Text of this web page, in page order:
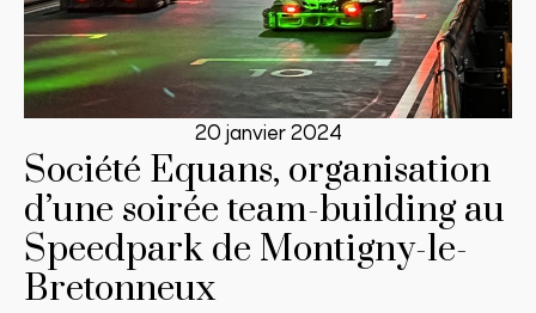
20 janvier 2024
Société Equans, organisation
d’une soirée team-building au
Speedpark de Montigny-le-
Bretonneux